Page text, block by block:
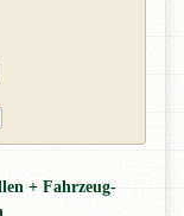
+ Fahrzeug-